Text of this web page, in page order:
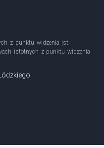
z punktu widzenia jst
istotnych z punktu widzenia